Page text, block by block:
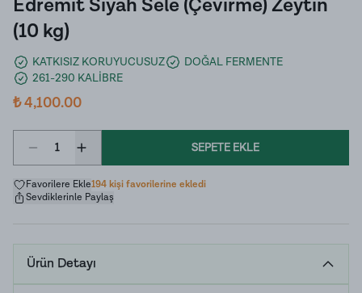
(10 kg)
KATKISIZ KORUYUCUSUZ
DOĞAL FERMENTE
261-290 KALİBRE
₺ 4,100.00
1 SEPETE EKLE
Favorilere Ekle194 kişi favorilerine ekledi
Sevdiklerinle Paylaş
Ürün Detayı